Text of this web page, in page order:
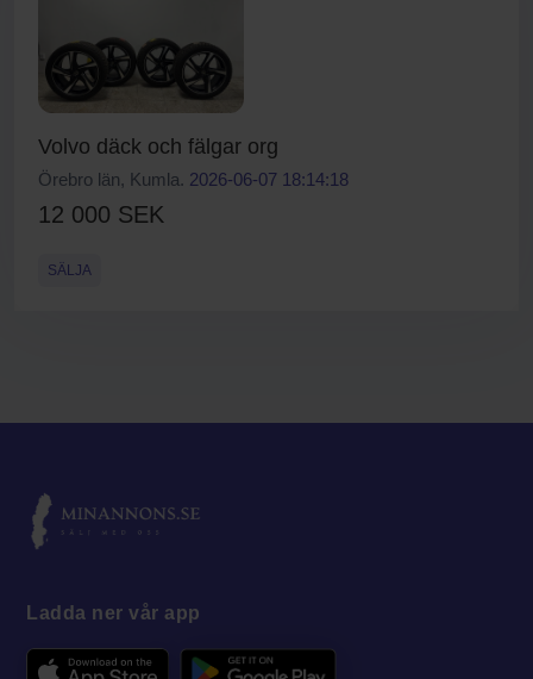
Volvo däck och fälgar org
Örebro län, Kumla. 2026-06-07 18:14:18
12 000 SEK
SÄLJA
Ladda ner vår app